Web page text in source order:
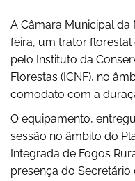
A Câmara Municipal
feira, um trator florestal
pelo Instituto da
Florestas (ICNF), no
comodato com a
O equipamento,
sessão no âmbito do
Integrada de Fogos
presença do Secretário